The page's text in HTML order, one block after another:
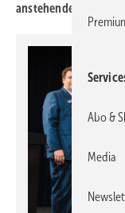
anstehenden
Abo &
Media